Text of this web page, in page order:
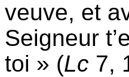
veuve, et
Seigneur
toi » (Lc 7,